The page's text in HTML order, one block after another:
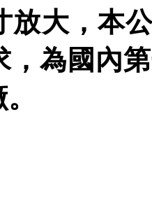
放大，本
，為國內